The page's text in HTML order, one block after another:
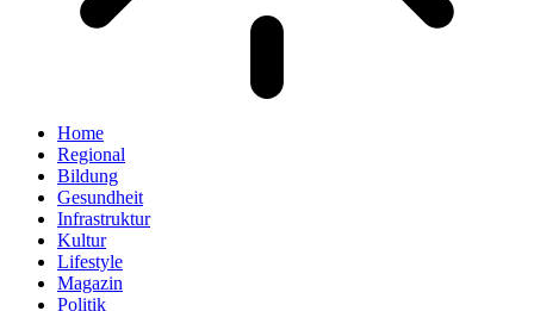
Home
Regional
Bildung
Gesundheit
Infrastruktur
Kultur
Lifestyle
Magazin
Politik